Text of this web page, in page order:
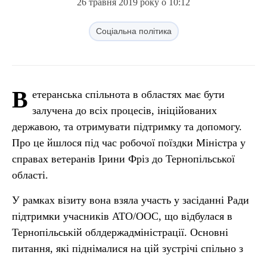
26 травня 2019 року о 10:12
Соціальна політика
В етеранська спільнота в областях має бути
залучена до всіх процесів, ініційованих
державою, та отримувати підтримку та допомогу.
Про це йшлося під час робочої поїздки Міністра у
справах ветеранів Ірини Фріз до Тернопільської
області.
У рамках візиту вона взяла участь у засіданні Ради
підтримки учасників АТО/ООС, що відбулася в
Тернопільській облдержадміністрації. Основні
питання, які піднімалися на цій зустрічі спільно з